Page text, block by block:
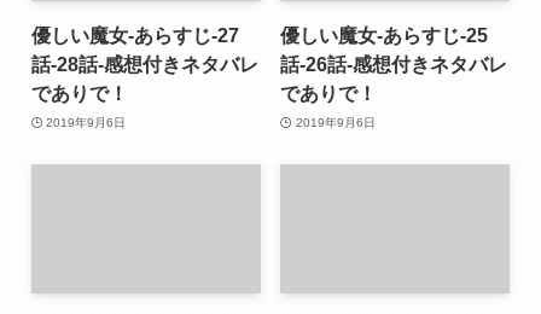
優しい魔女-あらすじ-27
話-28話-感想付きネタバレ
でありで！
2019年9月6日
優しい魔女-あらすじ-25
話-26話-感想付きネタバレ
でありで！
2019年9月6日